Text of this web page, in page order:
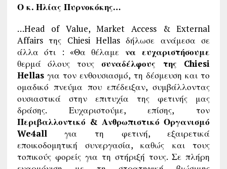
Ο κ. Ηλίας Πυρνοκόκης…
…Head of Value, Market Access & External
Affairs της Chiesi Hellas δήλωσε ανάμεσα σε
άλλα ότι : «Θα θέλαμε να ευχαριστήσουμε
θερμά όλους τους συναδέλφους της Chiesi
Hellasγια τον ενθουσιασμό, τη δέσμευση και το
ομαδικό πνεύμα που επέδειξαν, συμβάλλοντας
ουσιαστικά στην επιτυχία της φετινής μας
δράσης. Ευχαριστούμε, επίσης, τον
Περιβαλλοντικό & Ανθρωπιστικό Οργανισμό
We4allγια τη φετινή, εξαιρετικά
εποικοδομητική συνεργασία, καθώς και τους
τοπικούς φορείς για τη στήριξή τους. Σε πλήρη